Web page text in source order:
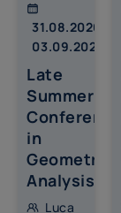
31.08.2026 –
03.09.2026
Late
Summer
in
Geometric
Analysis
Luca
Google
sono
Scopo
Cookie
Scopo